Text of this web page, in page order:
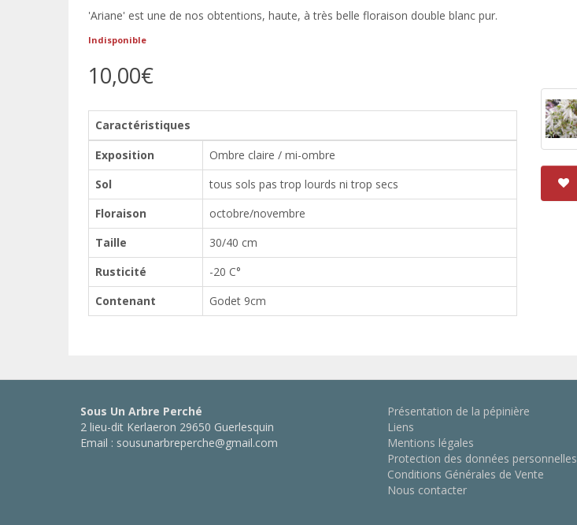
'Ariane' est une de nos obtentions, haute, à très belle floraison double blanc pur.
Indisponible
10,00€
Caractéristiques
Exposition
Ombre claire / mi-ombre
Sol
tous sols pas trop lourds ni trop secs
Floraison
octobre/novembre
Taille
30/40 cm
Rusticité
-20 C°
Contenant
Godet 9cm
Sous Un Arbre Perché
2 lieu-dit Kerlaeron 29650 Guerlesquin
Email : sousunarbreperche@gmail.com
Présentation de la pépinière
Liens
Mentions légales
Protection des données personnelles
Conditions Générales de Vente
Nous contacter